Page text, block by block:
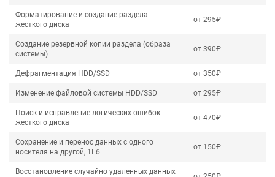
Форматирование и создание раздела
жесткого диска
от 295₽
Создание резервной копии раздела (образа
системы)
от 390₽
Дефрагментация HDD/SSD от 350₽
Изменение файловой системы HDD/SSD от 295₽
Поиск и исправление логических ошибок
жесткого диска
от 470₽
Сохранение и перенос данных с одного
носителя на другой, 1Гб
от 150₽
Восстановление случайно удаленных данных